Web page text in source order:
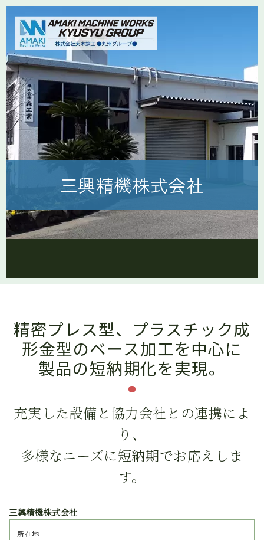
三興精機株式会社
精密プレス型、プラスチック成
形金型のベース加工を中心に
製品の短納期化を実現。
充実した設備と協力会社との連携によ
り、
多様なニーズに短納期でお応えしま
す。
三興精機株式会社
所在地